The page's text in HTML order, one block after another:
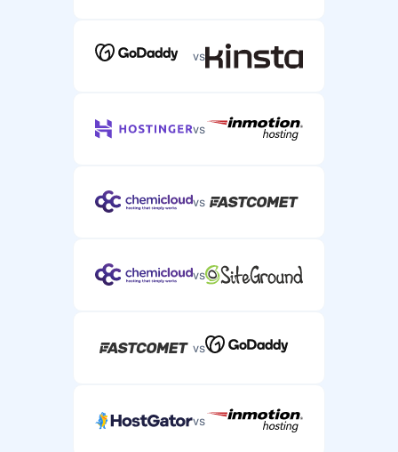
vs
vs
vs
vs
vs
vs